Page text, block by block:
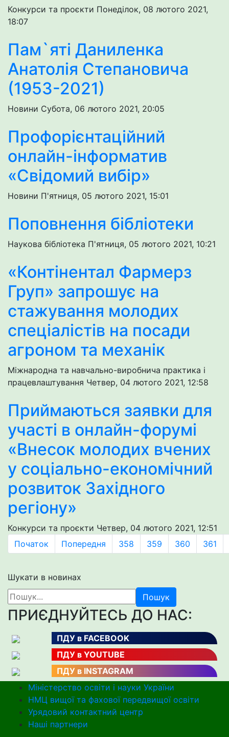
Конкурси та проєкти Понеділок, 08 лютого 2021,
18:07
Пам`яті Даниленка
Анатолія Степановича
(1953-2021)
Новини Субота, 06 лютого 2021, 20:05
Профорієнтаційний
онлайн-інформатив
«Свідомий вибір»
Новини П'ятниця, 05 лютого 2021, 15:01
Поповнення бібліотеки
Наукова бібліотека П'ятниця, 05 лютого 2021, 10:21
«Контінентал Фармерз
Груп» запрошує на
стажування молодих
спеціалістів на посади
агроном та механік
Міжнародна та навчально-виробнича практика і
працевлаштування Четвер, 04 лютого 2021, 12:58
Приймаються заявки для
участі в онлайн-форумі
«Внесок молодих вчених
у соціально-економічний
розвиток Західного
регіону»
Конкурси та проєкти Четвер, 04 лютого 2021, 12:51
Початок
Попередня 358 359 360 361
Шукати в новинах
Пошук
ПРИЄДНУЙТЕСЬ ДО НАС:
ПДУ в FACEBOOK
ПДУ в YOUTUBE
ПДУ в INSTAGRAM
Міністерство освіти і науки України
НМЦ вищої та фахової передвищої освіти
Урядовий контактний центр
Наші партнери